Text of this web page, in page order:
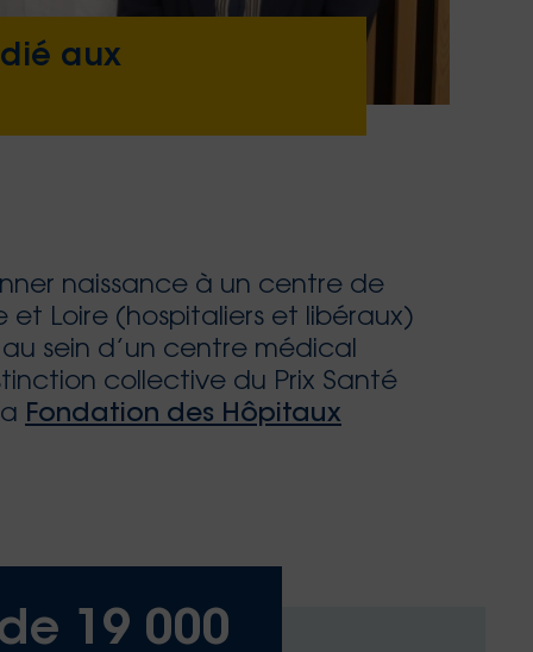
aux
naissance à un centre de
Loire (hospitaliers et libéraux)
sein d’un centre médical
collective du Prix Santé
Fondation des Hôpitaux
19 000